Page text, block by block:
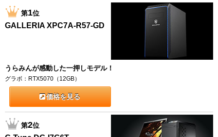
第1位
GALLERIA XPC7A-R57-GD
うらみんが感動した一押しモデル！
グラボ：RTX5070（12GB）
価格を見る
第2位